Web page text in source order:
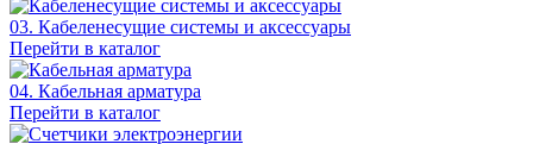
03. Кабеленесущие системы и аксессуары
Перейти в каталог
04. Кабельная арматура
Перейти в каталог